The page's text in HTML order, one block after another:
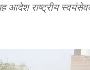
आदेश राष्ट्रीय